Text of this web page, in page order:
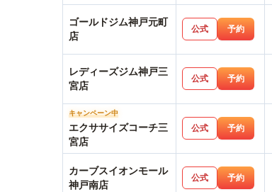
宮店
ゴールドジム神戸元町
店
公式 予約
レディーズジム神戸三
宮店
公式 予約
キャンペーン中
エクササイズコーチ三
宮店
公式 予約
カーブスイオンモール
神戸南店
公式 予約